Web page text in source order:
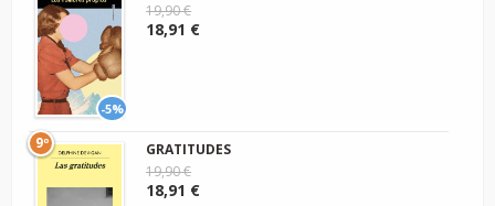
-5%
19,90 €
18,91 €
9º
GRATITUDES
19,90 €
18,91 €